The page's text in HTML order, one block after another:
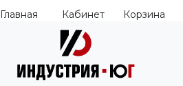
Главная Кабинет Корзина